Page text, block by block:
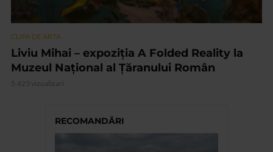
CLIPA DE ARTA
Liviu Mihai – expoziția A Folded Reality la
Muzeul Național al Țăranului Român
5.423 vizualizari
RECOMANDĂRI